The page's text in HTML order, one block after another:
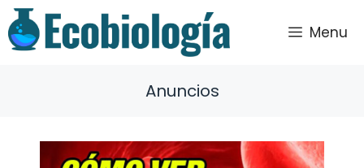
Saltar
al
contenido
Menu
Anuncios